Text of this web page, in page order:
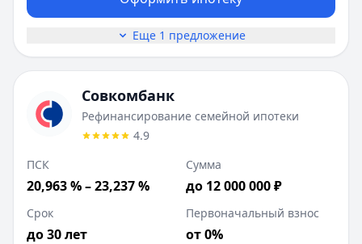
Еще 1 предложение
Совкомбанк
Рефинансирование семейной ипотеки
4.9
ПСК
20,963 % – 23,237 %
Сумма
до 12 000 000 ₽
Срок
до 30 лет
Первоначальный взнос
от 0%